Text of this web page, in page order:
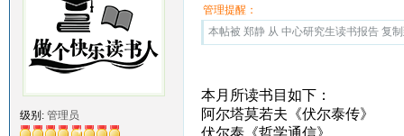
级别: 管理员
管理提醒：
本帖被 郑静 从 中心研究生读书报告 复
本月所读书目如下：
阿尔塔莫若夫《伏尔泰传》